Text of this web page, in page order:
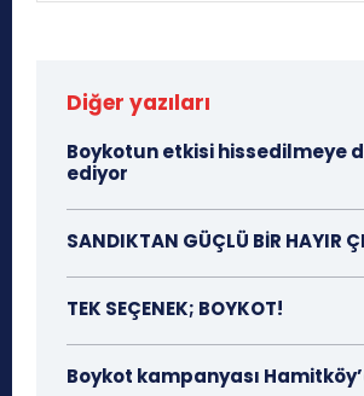
Diğer yazıları
Boykotun etkisi hissedilmeye
ediyor
SANDIKTAN GÜÇLÜ BİR HAYIR
TEK SEÇENEK; BOYKOT!
Boykot kampanyası